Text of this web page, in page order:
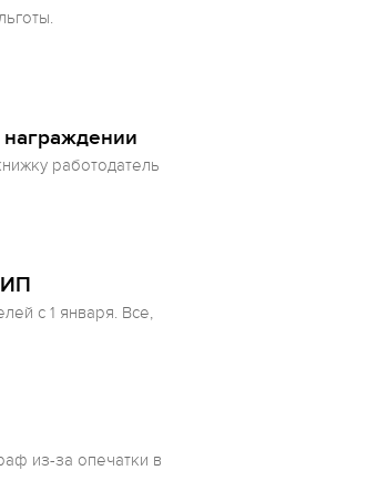
награждении
работодатель
ИП
с 1 января. Все,
из-за опечатки в